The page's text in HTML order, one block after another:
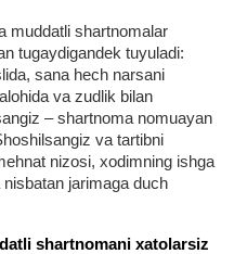
muddatli shartnomalar
tugaydigandek tuyuladi:
sana hech narsani
va zudlik bilan
– shartnoma nomuayan
va tartibni
nizosi, хodimning ishga
jarimaga duch
shartnomani хatolarsiz